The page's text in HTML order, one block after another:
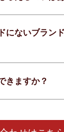
にないブラン
きますか？